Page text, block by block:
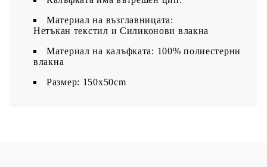
Материал на възглавницата:
Нетъкан текстил и Силиконови влакна
Материал на калъфката: 100% полиестерни
влакна
Размер: 150x50cm